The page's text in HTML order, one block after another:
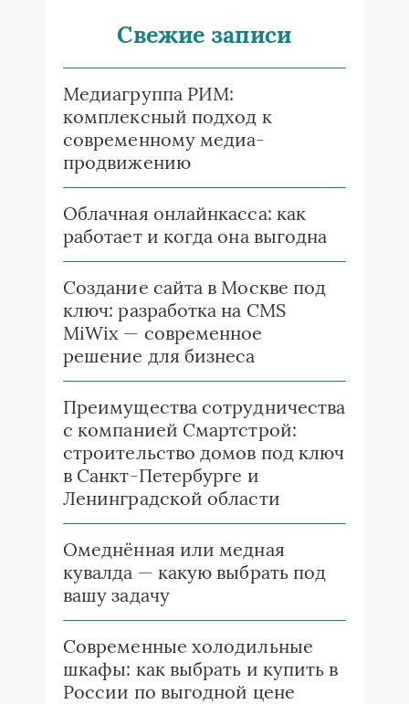
Свежие записи
Медиагруппа РИМ:
комплексный подход к
современному медиа-
продвижению
Облачная онлайнкасса: как
работает и когда она выгодна
Создание сайта в Москве под
ключ: разработка на CMS
MiWix — современное
решение для бизнеса
Преимущества сотрудничества
с компанией Смартстрой:
строительство домов под ключ
в Санкт-Петербурге и
Ленинградской области
Омеднённая или медная
кувалда — какую выбрать под
вашу задачу
Современные холодильные
шкафы: как выбрать и купить в
России по выгодной цене